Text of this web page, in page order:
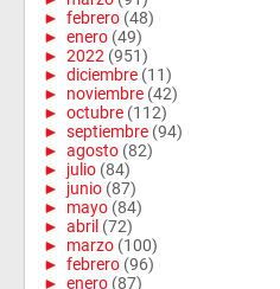
► febrero (48)
► enero (49)
► 2022 (951)
► diciembre (11)
► noviembre (42)
► octubre (112)
► septiembre (94)
► agosto (82)
► julio (84)
► junio (87)
► mayo (84)
► abril (72)
► marzo (100)
► febrero (96)
► enero (87)